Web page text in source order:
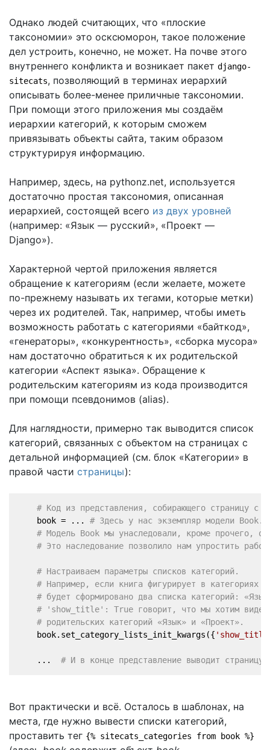
Однако людей считающих, что «плоские
таксономии» это осксюморон, такое положение
дел устроить, конечно, не может. На почве этого
внутреннего конфликта и возникает пакет django-
sitecats, позволяющий в терминах иерархий
описывать более-менее приличные таксономии.
При помощи этого приложения мы создаём
иерархии категорий, к которым сможем
привязывать объекты сайта, таким образом
структурируя информацию.
Например, здесь, на pythonz.net, используется
достаточно простая таксономия, описанная
иерархией, состоящей всего из двух уровней
(например: «Язык — русский», «Проект —
Django»).
Характерной чертой приложения является
обращение к категориям (если желаете, можете
по-прежнему называть их тегами, которые метки)
через их родителей. Так, например, чтобы иметь
возможность работать с категориями «байткод»,
«генераторы», «конкурентность», «сборка мусора»
нам достаточно обратиться к их родительской
категории «Аспект языка». Обращение к
родительским категориям из кода производится
при помощи псевдонимов (alias).
Для наглядности, примерно так выводится список
категорий, связанных с объектом на страницах с
детальной информацией (см. блок «Категории» в
правой части страницы):
# Код из представления, собирающего страницу с
    book = ...
# Здесь у нас экземпляр модели Book.
# Модель Book мы унаследовали, кроме прочего,
# Это наследование позволило нам упростить
# Настраиваем параметры списков категорий.
# Например, если книга фигурирует в категориях
# будет сформировано два списка категорий:
# 'show_title': True говорит, что мы хотим видеть
# родительских категорий «Язык» и «Проект».
    book.set_category_lists_init_kwargs({
    ...
# И в конце представление выводит страницу.
Вот практически и всё. Осталось в шаблонах, на
места, где нужно вывести списки категорий,
проставить тег {% sitecats_categories from book %}